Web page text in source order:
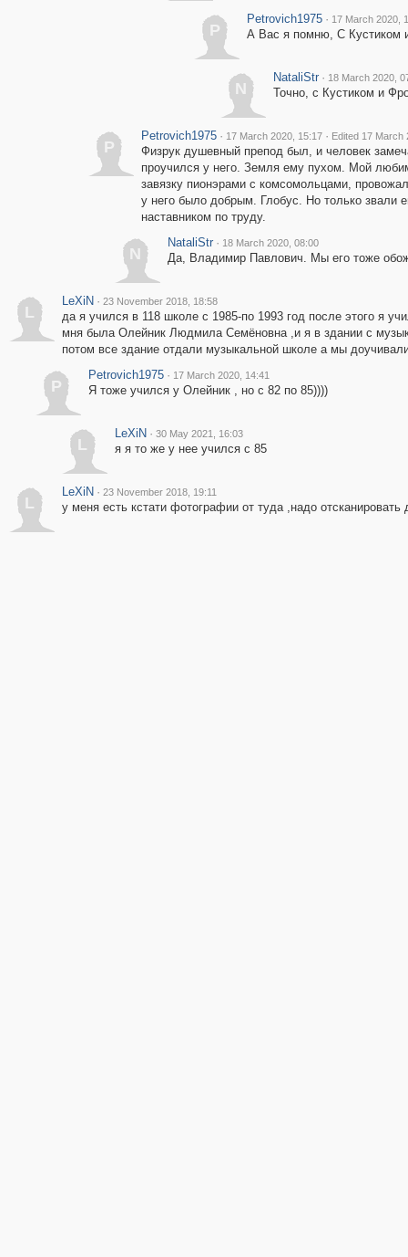
P
Petrovich1975 · 17 March 2020,
А Вас я помню, С Кустиком
N
NataliStr · 18 March 2020,
Точно, с Кустиком и
P
Petrovich1975 · 17 March 2020, 15:17 · Edited 17 March
Физрук душевный препод был, и человек
проучился у него. Земля ему пухом. Мой
завязку пионэрами с комсомольцами,
у него было добрым. Глобус. Но только
наставником по труду.
N
NataliStr · 18 March 2020, 08:00
Да, Владимир Павлович. Мы его тоже
L
LeXiN · 23 November 2018, 18:58
да я учился в 118 школе с 1985-по 1993 год после этого я
мня была Олейник Людмила Семёновна ,и я в здании с
потом все здание отдали музыкальной школе а мы
P
Petrovich1975 · 17 March 2020, 14:41
Я тоже учился у Олейник , но с 82 по 85))))
L
LeXiN · 30 May 2021, 16:03
я я то же у нее учился с 85
L
LeXiN · 23 November 2018, 19:11
у меня есть кстати фотографии от туда ,надо